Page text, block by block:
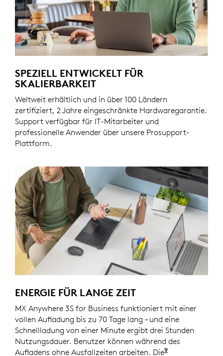
SPEZIELL ENTWICKELT FÜR
SKALIERBARKEIT
Weltweit erhältlich und in über 100 Ländern
zertifiziert, 2 Jahre eingeschränkte Hardwaregarantie.
Support verfügbar für IT-Mitarbeiter und
professionelle Anwender über unsere Prosupport-
Plattform.
ENERGIE FÜR LANGE ZEIT
MX Anywhere 3S for Business funktioniert mit einer
vollen Aufladung bis zu 70 Tage lang – und eine
Schnellladung von einer Minute ergibt drei Stunden
Nutzungsdauer. Benutzer können während des
Aufladens ohne Ausfallzeiten arbeiten. Die9